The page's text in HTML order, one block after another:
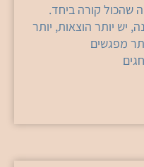
קורה ביחד.
יש יותר הוצאות, יותר
מפגשים